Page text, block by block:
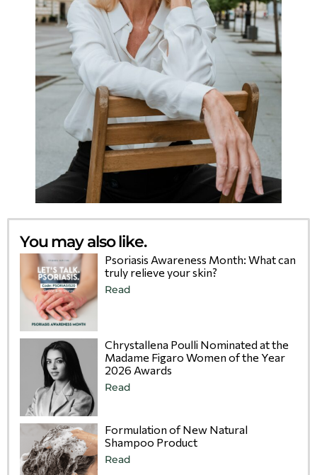
You may also like.
Psoriasis Awareness Month: What can
truly relieve your skin?
Read
Chrystallena Poulli Nominated at the
Madame Figaro Women of the Year
2026 Awards
Read
Formulation of New Natural
Shampoo Product
Read